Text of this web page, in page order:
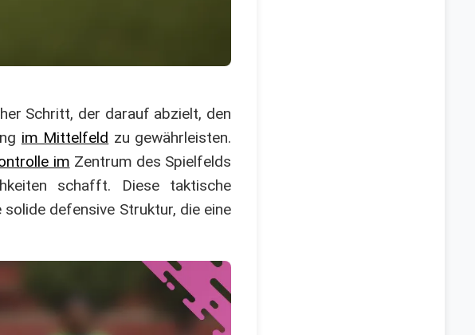
Schritt, der darauf abzielt, den
im Mittelfeld zu gewährleisten.
im Zentrum des Spielfelds
schafft. Diese taktische
defensive Struktur, die eine